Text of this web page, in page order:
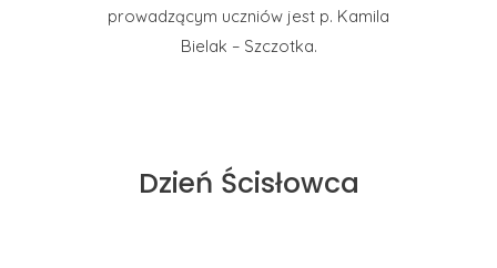
prowadzącym uczniów jest p. Kamila
Bielak – Szczotka.
Dzień Ścisłowca